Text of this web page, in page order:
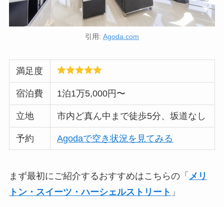
引用: Agoda.com
満足度
宿泊費 1泊1万5,000円〜
立地 市内ど真ん中まで徒歩5分、坂道なし
予約 Agodaで空き状況を見てみる
まず最初にご紹介するおすすめはこちらの「 メリ
トン・スイーツ・ハーシェルストリート 」